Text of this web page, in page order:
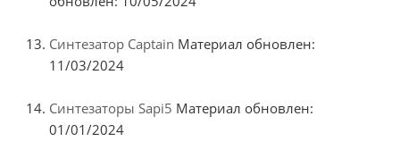
Синтезатор Captain Материал обновлен:
11/03/2024
Синтезаторы Sapi5 Материал обновлен:
01/01/2024